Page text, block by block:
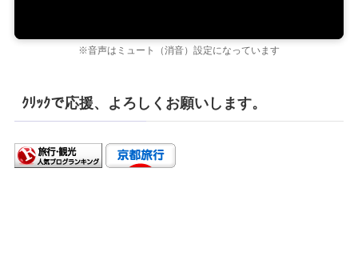
※音声はミュート（消音）設定になっています
ｸﾘｯｸで応援、よろしくお願いします。